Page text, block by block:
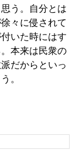
う。自分とは
々に侵されて
いた時にはす
本来は民衆の
だからといっ
。